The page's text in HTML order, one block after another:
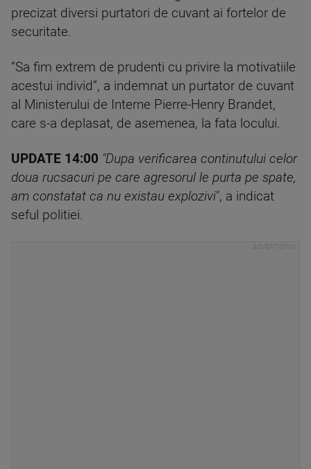
precizat diversi purtatori de cuvant ai fortelor de
securitate.
”Sa fim extrem de prudenti cu privire la motivatiile
acestui individ”, a indemnat un purtator de cuvant
al Ministerului de Interne Pierre-Henry Brandet,
care s-a deplasat, de asemenea, la fata locului.
UPDATE 14:00 "Dupa verificarea continutului celor
doua rucsacuri pe care agresorul le purta pe spate,
am constatat ca nu existau explozivi", a indicat
seful politiei.